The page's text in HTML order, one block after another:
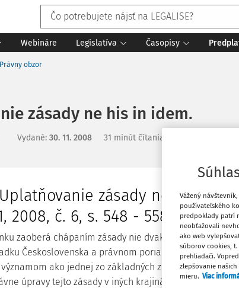
Webináre Legislatíva Časopisy
Právny obzor
zásady ne his in idem.
Vydané: 30. 11. 2008 31 minút čítania
Uplatňovanie zásady ne bis in
2008, č. 6, s. 548 - 558.
zaoberá chápaním zásady nie dvakrát o tej istej veci
Československa a právnom poriadku Slovenskej
ako jednej zo základných zásad Trestného
úpravy tejto zásady v iných krajinách a právnych
Vážený
používateľského
predpoklady patrí
neobťažovali
ako web
súborov cookies,
prehliadači.
zlepšovanie
mieru. Viac